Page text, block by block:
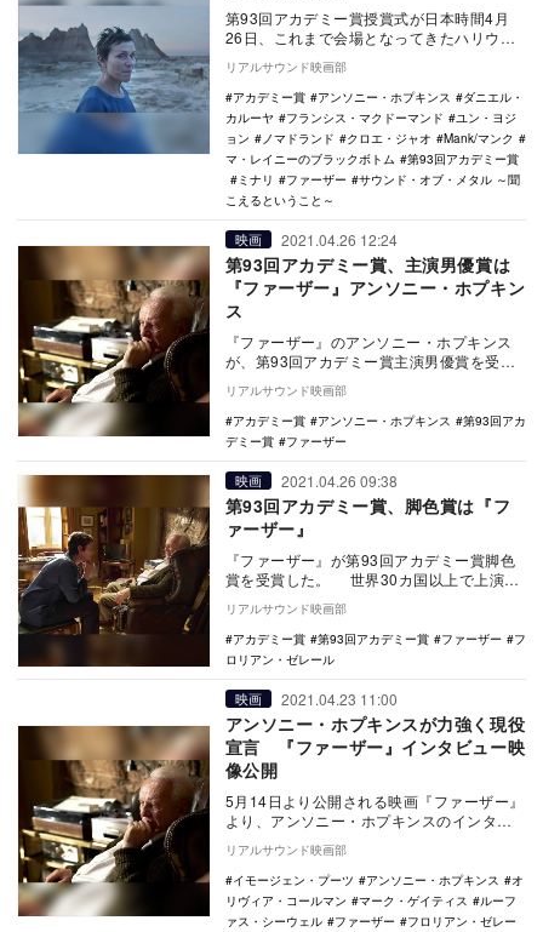
第93回アカデミー賞授賞式が日本時間4月
26日、これまで会場となってきたハリウッ
ドのドルビー・シアターではなく、ロサン
ゼルス市内…
リアルサウンド映画部
アカデミー賞
アンソニー・ホプキンス
ダニエル・
カルーヤ
フランシス・マクドーマンド
ユン・ヨジ
ョン
ノマドランド クロエ・ジャオ
Mank/マンク
マ・レイニーのブラックボトム
第93回アカデミー賞
ミナリ
ファーザー
サウンド・オブ・メタル ～聞
こえるということ～
映画 2021.04.26 12:24
第93回アカデミー賞、主演男優賞は
『ファーザー』アンソニー・ホプキン
ス
『ファーザー』のアンソニー・ホプキンス
が、第93回アカデミー賞主演男優賞を受賞
した。 本作は、世界30カ国以上で上演さ
れた舞…
リアルサウンド映画部
アカデミー賞
アンソニー・ホプキンス
第93回アカ
デミー賞
ファーザー
映画 2021.04.26 09:38
第93回アカデミー賞、脚色賞は『フ
ァーザー』
『ファーザー』が第93回アカデミー賞脚色
賞を受賞した。 世界30カ国以上で上演さ
れた舞台を映画化した本作は、老いによる
喪失と…
リアルサウンド映画部
アカデミー賞
第93回アカデミー賞 ファーザー
フ
ロリアン・ゼレール
映画 2021.04.23 11:00
アンソニー・ホプキンスが力強く現役
宣言 『ファーザー』インタビュー映
像公開
5月14日より公開される映画『ファーザー』
より、アンソニー・ホプキンスのインタビ
ュー映像が公開された。 本作は、世界30
カ国…
リアルサウンド映画部
イモージェン・プーツ
アンソニー・ホプキンス
オ
リヴィア・コールマン
マーク・ゲイティス
ルーフ
ァス・シーウェル
ファーザー
フロリアン・ゼレー